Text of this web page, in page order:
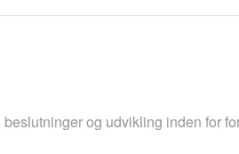
og udvikling inden for